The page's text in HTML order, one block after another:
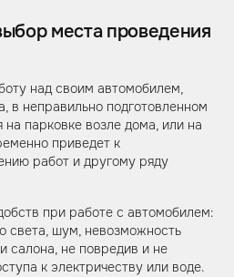
места проведения
над своим автомобилем,
в неправильно подготовленном
парковке возле дома, или на
приведет к
работ и другому ряду
при работе с автомобилем:
света, шум, невозможность
салона, не повредив и не
к электричеству или воде.